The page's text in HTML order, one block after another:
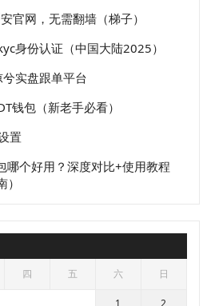
官网，无需翻墙（梯子）
身份认证（中国大陆2025）
实盘跟单平台
钱包（新老手必看）
置
哪个好用？深度对比+使用教程
四 五 六 日
1 2